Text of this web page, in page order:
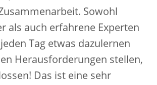
Sowohl
als auch erfahrene Experten
Tag etwas dazulernen
Herausforderungen stellen,
Das ist eine sehr